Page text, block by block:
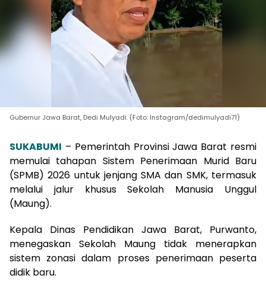
Gubernur Jawa Barat, Dedi Mulyadi. (Foto: Instagram/dedimulyadi71)
SUKABUMI – Pemerintah Provinsi Jawa Barat resmi
memulai tahapan Sistem Penerimaan Murid Baru
(SPMB) 2026 untuk jenjang SMA dan SMK, termasuk
melalui jalur khusus Sekolah Manusia Unggul
(Maung).
Kepala Dinas Pendidikan Jawa Barat, Purwanto,
menegaskan Sekolah Maung tidak menerapkan
sistem zonasi dalam proses penerimaan peserta
didik baru.